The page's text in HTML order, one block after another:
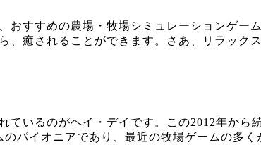
すすめの農場・牧場シミュレーションゲー
癒されることができます。さあ、リラック
いるのがヘイ・デイです。この2012年から
パイオニアであり、最近の牧場ゲームの多